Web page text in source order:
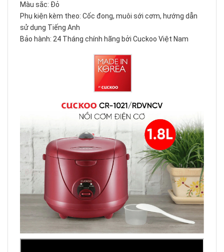
Màu sắc: Đỏ
Phụ kiện kèm theo: Cốc đong, muôi sới cơm, hướng dẫn
sử dụng Tiếng Anh
Bảo hành: 24 Tháng chính hãng bởi Cuckoo Việt Nam